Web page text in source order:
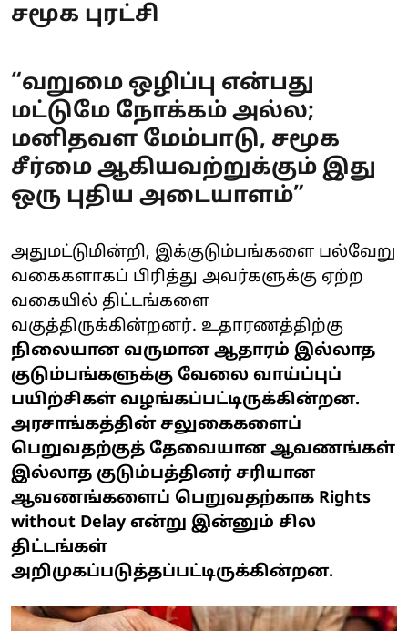
சமூக புரட்சி
“வறுமை ஒழிப்பு என்பது
மட்டுமே நோக்கம் அல்ல;
மனிதவள மேம்பாடு, சமூக
சீர்மை ஆகியவற்றுக்கும் இது
ஒரு புதிய அடையாளம்”
அதுமட்டுமின்றி, இக்குடும்பங்களை பல்வேறு
வகைகளாகப் பிரித்து அவர்களுக்கு ஏற்ற
வகையில் திட்டங்களை
வகுத்திருக்கின்றனர். உதாரணத்திற்கு
நிலையான வருமான ஆதாரம் இல்லாத
குடும்பங்களுக்கு வேலை வாய்ப்புப்
பயிற்சிகள் வழங்கப்பட்டிருக்கின்றன.
அரசாங்கத்தின் சலுகைகளைப்
பெறுவதற்குத் தேவையான ஆவணங்கள்
இல்லாத குடும்பத்தினர் சரியான
ஆவணங்களைப் பெறுவதற்காக Rights
without Delay என்று இன்னும் சில
திட்டங்கள்
அறிமுகப்படுத்தப்பட்டிருக்கின்றன.